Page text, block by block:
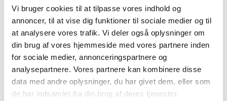
Vi bruger cookies til at tilpasse vores indhold og
annoncer, til at vise dig funktioner til sociale medier og til
at analysere vores trafik. Vi deler også oplysninger om
din brug af vores hjemmeside med vores partnere inden
for sociale medier, annonceringspartnere og
analysepartnere. Vores partnere kan kombinere disse
data med andre oplysninger, du har givet dem, eller som
de har indsamlet fra din brug af deres tjenester.
VERDO
Idyllisk landsted syd for Aalborg TL Byg har opført
dette pragtfulde landsted lidt syd for Aalborg.
Byggeriet er udført i en indbudt totalentreprise og
omfatter i alt ca. 950 m² bygninger. Landstedet er
opført som en nyfortolkning af den klassiske